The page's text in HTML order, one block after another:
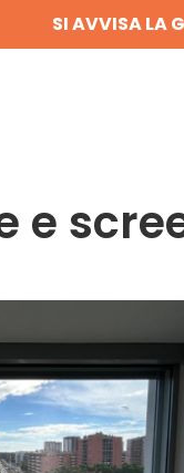
SI AVVISA LA
e